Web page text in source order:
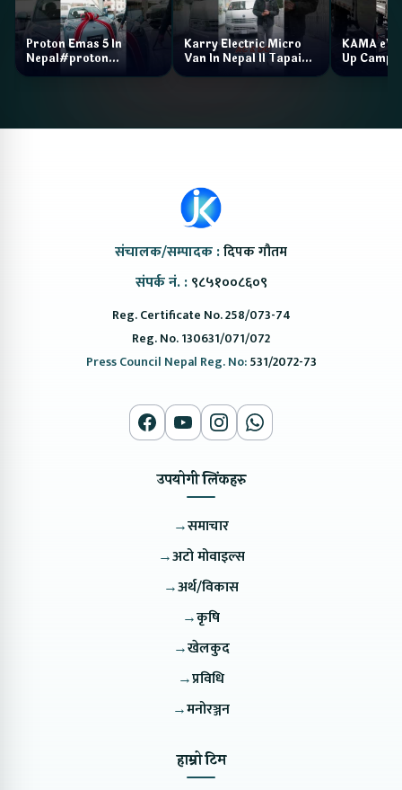
Proton Emas 5 In
Nepal#proton
#protonemas5#protonnepal#evcarnepal
Karry Electric Micro
Van In Nepal II Tapaiko
Bazar II Jankari
KAMA eV
Up Camp
संचालक/सम्पादक :दिपक गौतम
संपर्क नं. : ९८५१००८६०९
Reg. Certificate No. 258/073-74
Reg. No. 130631/071/072
Press Council Nepal Reg. No:531/2072-73
उपयोगी लिंकहरु
→समाचार
→अटो मोवाइल्स
→अर्थ/विकास
→कृषि
→खेलकुद
→प्रविधि
→मनोरञ्जन
हाम्रो टिम